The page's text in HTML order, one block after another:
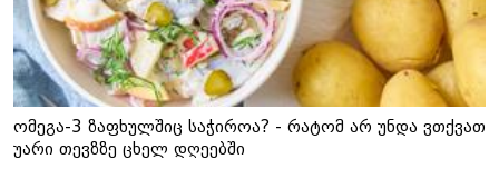
ომეგა-3 ზაფხულშიც საჭიროა? - რატომ არ უნდა ვთქვათ
უარი თევზზე ცხელ დღეებში